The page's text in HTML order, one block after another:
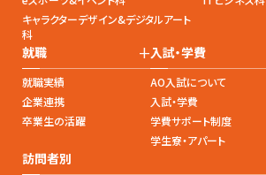
キャラクターデザイン&デジタルアート
科
就職 +
就職実績
企業連携
卒業生の活躍
入試・学費
AO入試について
入試・学費
学費サポート制度
学生寮・アパート
訪問者別